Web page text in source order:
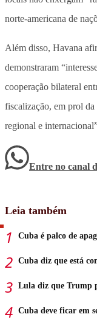
norte-americana de
Além disso, Havana
demonstraram
cooperação bilateral
fiscalização, em prol da
regional e
Entre no canal
Leia também
Cuba é palco de
Cuba diz que está
Lula diz que Trump
Cuba deve ficar em